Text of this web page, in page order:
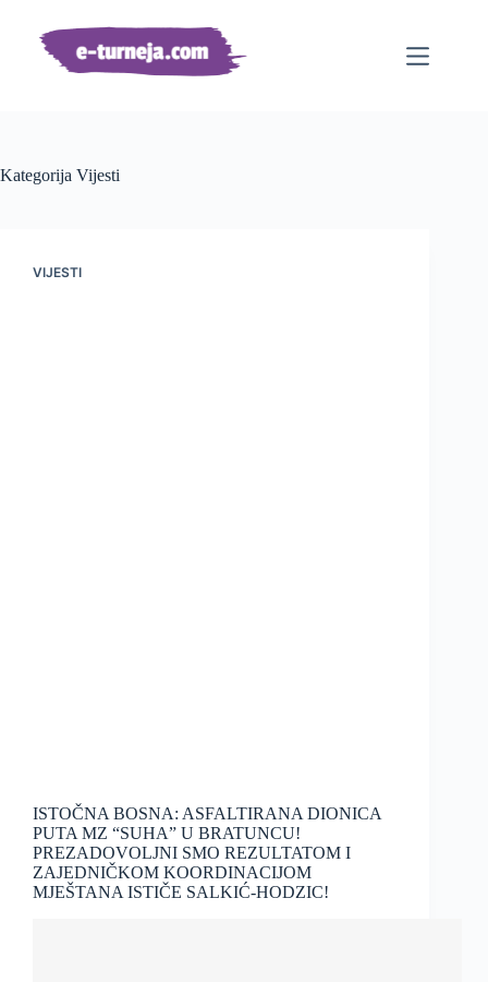
sadržaj
Kategorija Vijesti
VIJESTI
ISTOČNA BOSNA: ASFALTIRANA DIONICA
PUTA MZ “SUHA” U BRATUNCU!
PREZADOVOLJNI SMO REZULTATOM I
ZAJEDNIČKOM KOORDINACIJOM
MJEŠTANA ISTIČE SALKIĆ-HODZIC!